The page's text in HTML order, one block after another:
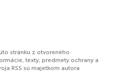
stránku z otvoreného
texty, predmety ochrany a
RSS sú majetkom autora